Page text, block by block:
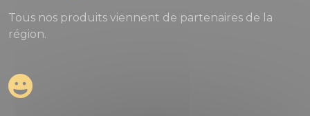
Tous nos produits viennent de partenaires de la
région.